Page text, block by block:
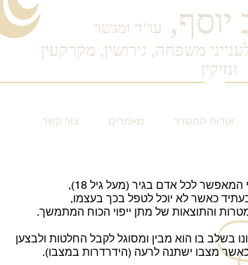
יוסף, עו"ד ומגשר
משפחה, גירושין, מקרקעין
ונזיקין
צור קשר מאמרים אודות המשרד
לכל אדם בגיר (מעל גיל 18),
בעתיד כאשר לא יוכל לטפל בכך בעצמו,
והתוצאות של מתן ייפוי הכוח המתמשך.
בו הוא מבין ומסוגל לקבל החלטות ולבצען
וכאשר מצבו ישתנה לרעה (הידרדרות במצבו).